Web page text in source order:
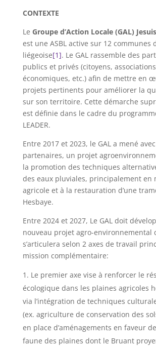
CONTEXTE
Le Groupe d’Action Locale (GAL)
est une ASBL active sur 12 communes
liégeoise[1]. Le GAL rassemble des
publics et privés (citoyens,
économiques, etc.) afin de mettre en
projets pertinents pour améliorer la
sur son territoire. Cette démarche
est définie dans le cadre du
LEADER.
Entre 2017 et 2023, le GAL a mené
partenaires, un projet
la promotion des techniques
des eaux pluviales, principalement en
agricole et à la restauration d’une
Hesbaye.
Entre 2024 et 2027, Le GAL doit
nouveau projet agro-environnemental
s’articulera selon 2 axes de travail
mission complémentaire:
Le premier axe vise à renforcer le
écologique dans les plaines agricoles
via l’intégration de techniques
(ex. agriculture de conservation des
en place d’aménagements en faveur
faune des plaines dont le Bruant